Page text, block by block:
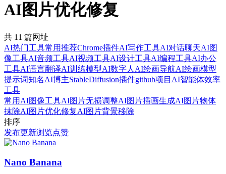
AI图片优化修复
共 11 篇网址
AI热门工具常用推荐Chrome插件AI写作工具AI对话聊天AI图
像工具AI音频工具AI视频工具AI设计工具AI编程工具AI办公
工具AI语言翻译AI训练模型AI数字人 AI绘画导航AI绘画模型
提示词知名AI博主StableDiffusion插件github项目 AI智能体效率
工具
常用AI图像工具AI图片无损调整AI图片插画生成AI图片物体
抹除AI图片优化修复AI图片背景移除
排序
发布更新浏览点赞
Nano Banana